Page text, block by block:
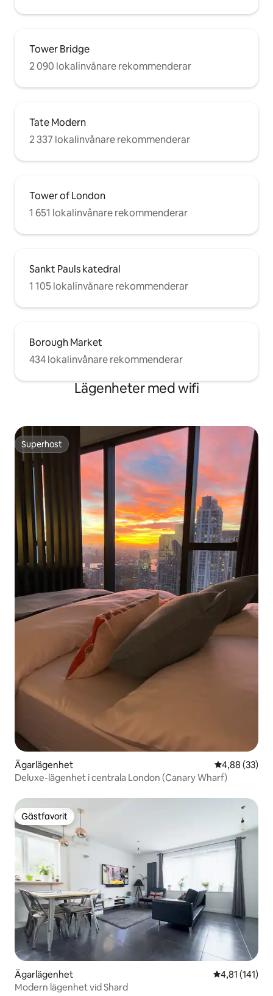
Tower Bridge
2 090 lokalinvånare rekommenderar
Tate Modern
2 337 lokalinvånare rekommenderar
Tower of London
1 651 lokalinvånare rekommenderar
Sankt Pauls katedral
1 105 lokalinvånare rekommenderar
Borough Market
434 lokalinvånare rekommenderar
Lägenheter med wifi
Superhost
Superhost
Ägarlägenhet 4,88 av 5 i
4,88 (33)
Deluxe-lägenhet i centrala London (Canary Wharf)
Gästfavorit
Gästfavorit
Ägarlägenhet 4,81 av 5 i
4,81 (141)
Modern lägenhet vid Shard